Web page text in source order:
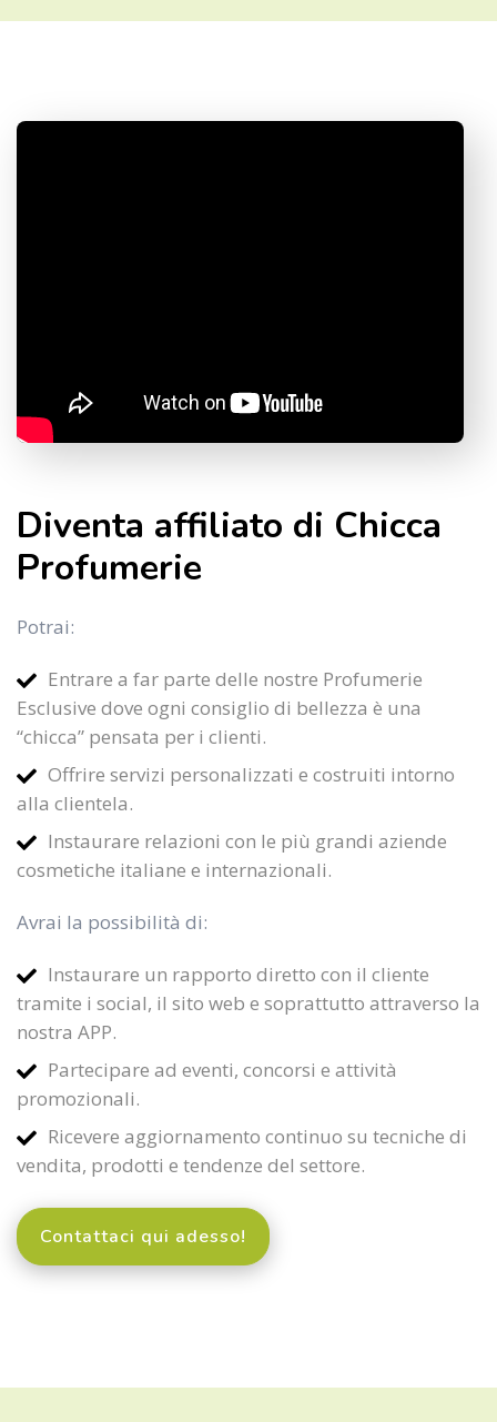
Diventa affiliato di Chicca
Profumerie
Potrai:
Entrare a far parte delle nostre Profumerie
Esclusive dove ogni consiglio di bellezza è una
“chicca” pensata per i clienti.
Offrire servizi personalizzati e costruiti intorno
alla clientela.
Instaurare relazioni con le più grandi aziende
cosmetiche italiane e internazionali.
Avrai la possibilità di:
Instaurare un rapporto diretto con il cliente
tramite i social, il sito web e soprattutto attraverso la
nostra APP.
Partecipare ad eventi, concorsi e attività
promozionali.
Ricevere aggiornamento continuo su tecniche di
vendita, prodotti e tendenze del settore.
Contattaci qui adesso!